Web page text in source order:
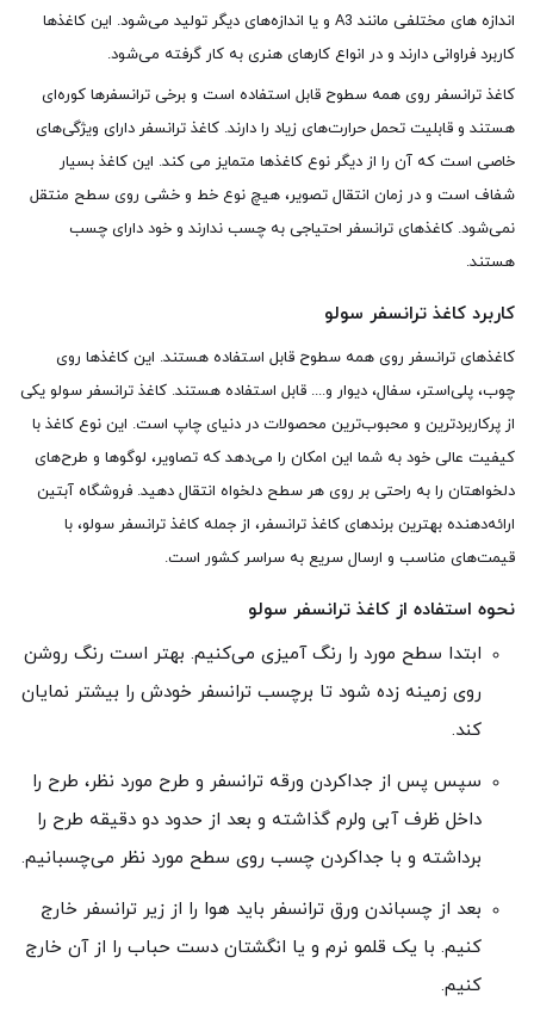
اندازه های مختلفی مانند A3 و یا اندازه‌های دیگر تولید می‌شود. این کاغذها
کاربرد فراوانی دارند و در انواع کارهای هنری به کار گرفته می‌شود.
کاغذ ترانسفر روی همه سطوح قابل استفاده است و برخی ترانسفرها کوره‌ای
هستند و قابلیت تحمل حرارت‌های زیاد را دارند. کاغذ ترانسفر دارای ویژگی‌های
خاصی است که آن را از دیگر نوع کاغذها متمایز می کند. این کاغذ بسیار
شفاف است و در زمان انتقال تصویر، هیچ نوع خط و خشی روی سطح منتقل
نمی‌شود. کاغذهای ترانسفر احتیاجی به چسب ندارند و خود دارای چسب
هستند.
کاربرد کاغذ ترانسفر سولو
کاغذهای ترانسفر روی همه سطوح قابل استفاده هستند. این کاغذها روی
چوب، پلی‌استر، سفال، دیوار و.... قابل استفاده هستند. کاغذ ترانسفر سولو یکی
از پرکاربردترین و محبوب‌ترین محصولات در دنیای چاپ است. این نوع کاغذ با
کیفیت عالی خود به شما این امکان را می‌دهد که تصاویر، لوگوها و طرح‌های
دلخواهتان را به راحتی بر روی هر سطح دلخواه انتقال دهید. فروشگاه آبتین
ارائه‌دهنده بهترین برندهای کاغذ ترانسفر، از جمله کاغذ ترانسفر سولو، با
قیمت‌های مناسب و ارسال سریع به سراسر کشور است.
نحوه استفاده از کاغذ ترانسفر سولو
ابتدا سطح مورد را رنگ آمیزی می‌کنیم. بهتر است رنگ روشن
روی زمینه زده شود تا برچسب ترانسفر خودش را بیشتر نمایان
کند.
سپس پس از جداکردن ورقه ترانسفر و طرح مورد نظر، طرح‌ را
داخل ظرف آبی ولرم گذاشته و بعد از حدود دو دقیقه طرح را
برداشته و با جداکردن چسب روی سطح مورد نظر می‌چسبانیم.
بعد از چسباندن ورق ترانسفر باید هوا را از زیر ترانسفر خارج
کنیم. با یک قلمو نرم و یا انگشتان دست حباب را از آن خارج
کنیم.